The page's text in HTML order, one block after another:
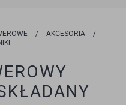
/ AKCESORIA
/